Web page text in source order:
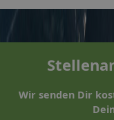
Wir senden Dir